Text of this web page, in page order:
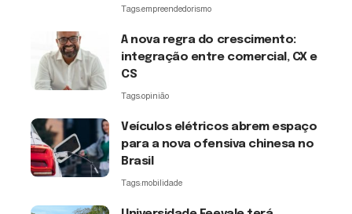
Tags:empreendedorismo
A nova regra do crescimento:
integração entre comercial, CX e
CS
Tags:opinião
Veículos elétricos abrem espaço
para a nova ofensiva chinesa no
Brasil
Tags:mobilidade